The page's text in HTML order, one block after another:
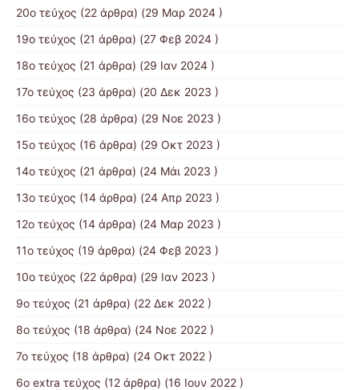
20ο τεύχος (22 άρθρα) (29 Μαρ 2024 )
19ο τεύχος (21 άρθρα) (27 Φεβ 2024 )
18ο τεύχος (21 άρθρα) (29 Ιαν 2024 )
17o τεύχος (23 άρθρα) (20 Δεκ 2023 )
16ο τεύχος (28 άρθρα) (29 Νοε 2023 )
15ο τεύχος (16 άρθρα) (29 Οκτ 2023 )
14ο τεύχος (21 άρθρα) (24 Μάι 2023 )
13ο τεύχος (14 άρθρα) (24 Απρ 2023 )
12ο τεύχος (14 άρθρα) (24 Μαρ 2023 )
11ο τεύχος (19 άρθρα) (24 Φεβ 2023 )
10o τεύχος (22 άρθρα) (29 Ιαν 2023 )
9ο τεύχος (21 άρθρα) (22 Δεκ 2022 )
8ο τεύχος (18 άρθρα) (24 Νοε 2022 )
7ο τεύχος (18 άρθρα) (24 Οκτ 2022 )
6ο extra τεύχος (12 άρθρα) (16 Ιουν 2022 )